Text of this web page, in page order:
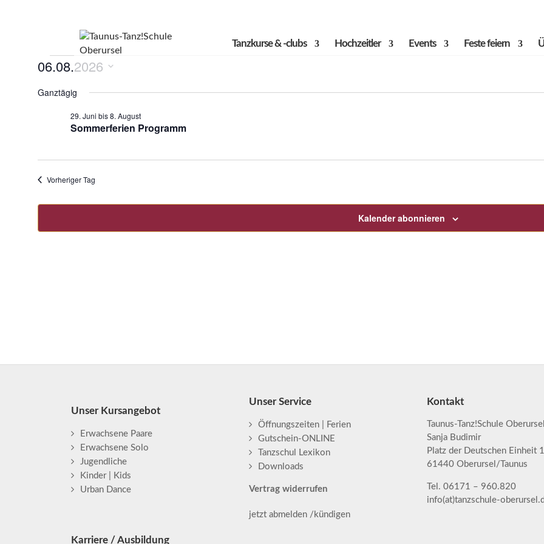
Tanzkurse & -clubs Hochzeitler Events Feste feiern
Veranstaltungen
6.
August
2026
06.08.2026
wählen.
Ganztägig
Sommerferien Programm
29. Juni bis8. August
Vorheriger Tag
Kalender abonnieren
Unser Kursangebot
Erwachsene Paare
Erwachsene Solo
Jugendliche
Kinder | Kids
Urban Dance
Karriere / Ausbildung
Unser Service
Öffnungszeiten | Ferien
Gutschein-ONLINE
Tanzschul Lexikon
Downloads
Vertrag widerrufen
jetzt abmelden /kündigen
Kontakt
Taunus-Tanz!Schule Oberursel
Sanja Budimir
Platz der Deutschen Einheit 1
61440 Oberursel/Taunus
Tel. 06171 – 960.820
info(at)tanzschule-